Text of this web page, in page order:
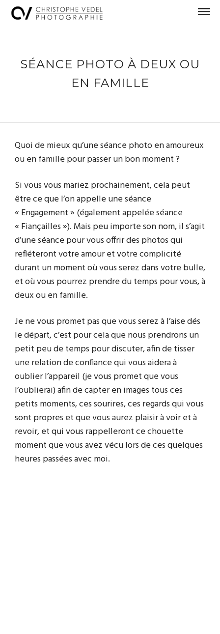
SÉANCE PHOTO À DEUX OU
EN FAMILLE
Quoi de mieux qu’une séance photo en amoureux
ou en famille pour passer un bon moment ?
Si vous vous mariez prochainement, cela peut
être ce que l’on appelle une séance
« Engagement » (également appelée séance
« Fiançailles »). Mais peu importe son nom, il s’agit
d’une séance pour vous offrir des photos qui
refléteront votre amour et votre complicité
durant un moment où vous serez dans votre bulle,
et où vous pourrez prendre du temps pour vous, à
deux ou en famille.
Je ne vous promet pas que vous serez à l’aise dés
le départ, c’est pour cela que nous prendrons un
petit peu de temps pour discuter, afin de tisser
une relation de confiance qui vous aidera à
oublier l’appareil (je vous promet que vous
l’oublierai) afin de capter en images tous ces
petits moments, ces sourires, ces regards qui vous
sont propres et que vous aurez plaisir à voir et à
revoir, et qui vous rappelleront ce chouette
moment que vous avez vécu lors de ces quelques
heures passées avec moi.